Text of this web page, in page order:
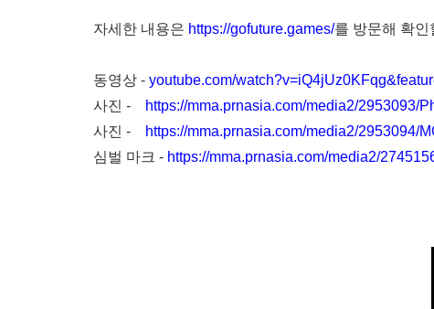
자세한 내용은 https://gofuture.games/를 방문해 확인
동영상 - youtube.com/
사진 -
https://mma.prnasia.com/media2/2953093/
사진 -
https://mma.prnasia.com/media2/2953094/
심벌 마크 - https://mma.prnasia.com/media2/